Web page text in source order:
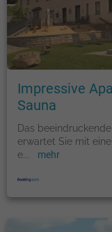
Impressive
Sauna
Das
erwartet Sie mit
e
mehr